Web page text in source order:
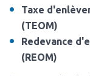
Taxe
(TEOM)
Redevance
(REOM)